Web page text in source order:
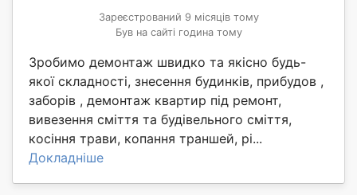
Зареєстрований 9 місяців тому
Був на сайті година тому
Зробимо демонтаж швидко та якісно будь-
якої складності, знесення будинків, прибудов ,
заборів , демонтаж квартир під ремонт,
вивезення сміття та будівельного сміття,
косіння трави, копання траншей, рі...
Докладніше